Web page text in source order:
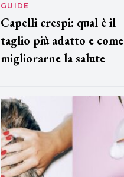
GUIDE
Capelli crespi: qual è il
taglio più adatto e come
migliorarne la salute